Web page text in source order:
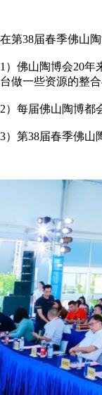
在第38届春季佛山
1）佛山陶博会20年
台做一些资源的整合
2）每届佛山陶博都
3）第38届春季佛山